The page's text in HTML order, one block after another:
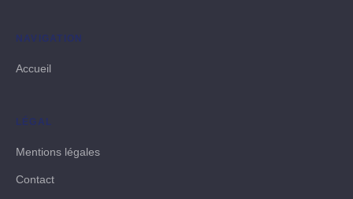
NAVIGATION
Accueil
LÉGAL
Mentions légales
Contact